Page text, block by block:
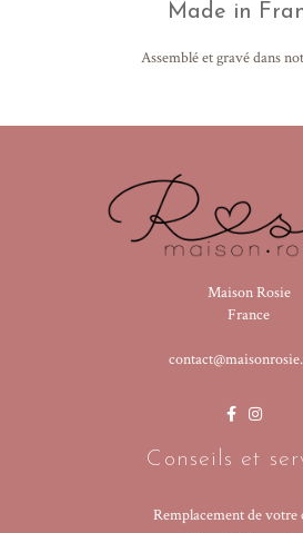
Made in
Assemblé et gravé dans
Maison Rosie
France
Conseils et
Remplacement de votre